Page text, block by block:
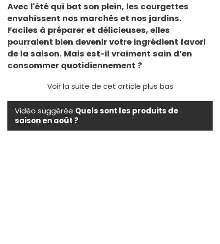
Avec l'été qui bat son plein, les courgettes
envahissent nos marchés et nos jardins.
Faciles à préparer et délicieuses, elles
pourraient bien devenir votre ingrédient favori
de la saison. Mais est-il vraiment sain d’en
consommer quotidiennement ?
Voir la suite de cet article plus bas
Vidéo suggérée Quels sont les produits de
saison en août ?